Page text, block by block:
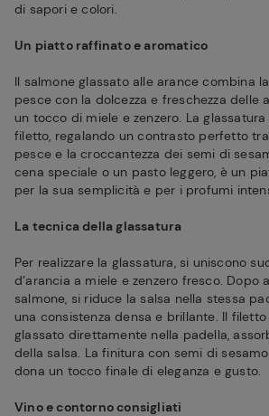
di sapori e colori.
Un piatto raffinato e aromatico
Il salmone glassato alle arance combina
pesce con la dolcezza e freschezza delle
un tocco di miele e zenzero. La
filetto, regalando un contrasto perfetto
pesce e la croccantezza dei semi di
cena speciale o un pasto leggero, è un
per la sua semplicità e per i profumi
La tecnica della glassatura
Per realizzare la glassatura, si uniscono
d’arancia a miele e zenzero fresco. Dopo
salmone, si riduce la salsa nella stessa
una consistenza densa e brillante. Il
glassato direttamente nella padella,
della salsa. La finitura con semi di
dona un tocco finale di eleganza e gusto.
Vino e contorno consigliati